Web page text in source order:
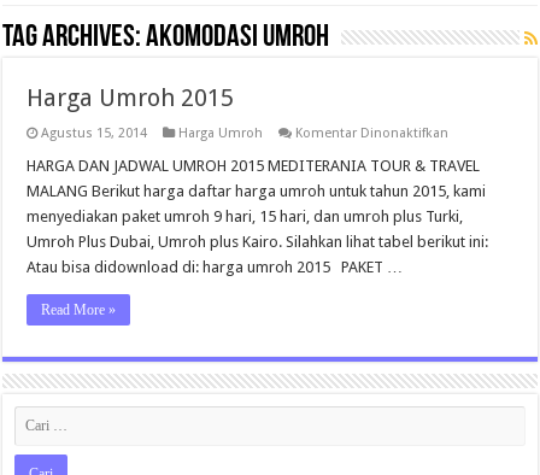
Tag Archives:akomodasi umroh
Harga Umroh 2015
Agustus 15, 2014 Harga Umroh Komentar Dinonaktifkan
Umroh
HARGA DAN JADWAL UMROH 2015 MEDITERANIA TOUR & TRAVEL
MALANG Berikut harga daftar harga umroh untuk tahun 2015, kami
menyediakan paket umroh 9 hari, 15 hari, dan umroh plus Turki,
Umroh Plus Dubai, Umroh plus Kairo. Silahkan lihat tabel berikut ini:
Atau bisa didownload di: harga umroh 2015 PAKET …
Read More »